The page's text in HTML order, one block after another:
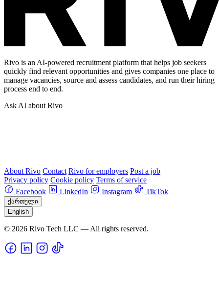
Rivo is an AI-powered recruitment platform that helps job seekers
quickly find relevant opportunities and gives companies one place to
manage vacancies, source and assess candidates, and run their hiring
process end to end.
Ask AI about Rivo
About Rivo Contact Rivo for employers Post a job
Privacy policy Cookie policy Terms of service
Facebook
LinkedIn Instagram TikTok
ქართული
English
© 2026 Rivo Tech LLC — All rights reserved.